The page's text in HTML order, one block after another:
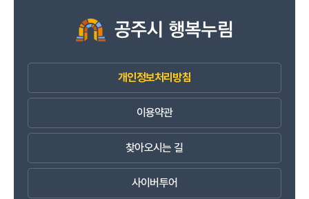
개인정보처리방침
이용약관
찾아오시는 길
사이버투어